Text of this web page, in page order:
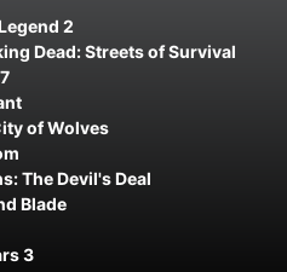
2
Dead: Streets of Survival
of Wolves
The Devil's Deal
Blade
3